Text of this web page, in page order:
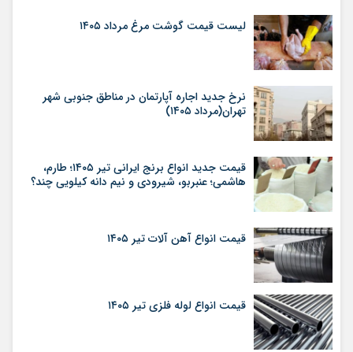
لیست قیمت گوشت مرغ مرداد ۱۴۰۵
نرخ جدید اجاره آپارتمان در مناطق جنوبی شهر
تهران(مرداد ۱۴۰۵)
قیمت جدید انواع برنج ایرانی تیر ۱۴۰۵؛ طارم،
هاشمی؛ عنبربو، شیرودی و نیم دانه کیلویی چند؟
قیمت انواع آهن آلات تیر ۱۴۰۵
قیمت انواع لوله فلزی تیر ۱۴۰۵